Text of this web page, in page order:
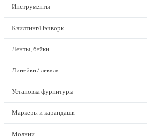
Инструменты
Квилтинг/Пэчворк
Ленты, бейки
Линейки / лекала
Установка фурнитуры
Маркеры и карандаши
Молнии